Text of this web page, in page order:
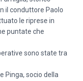
il conduttore Paolo
le riprese in
puntate che
sono state tra
Pinga, socio della